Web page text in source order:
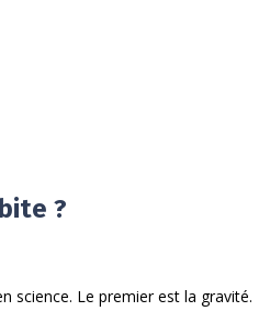
?
science. Le premier est la gravité.